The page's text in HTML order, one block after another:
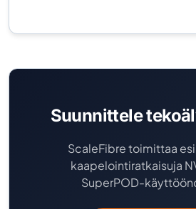
Suunnittele
ScaleFibre toimittaa
kaapelointiratkaisuja
SuperPOD-